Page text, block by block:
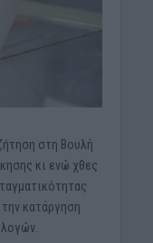
στη Βουλή
κι ενώ χθες
την κατάργηση